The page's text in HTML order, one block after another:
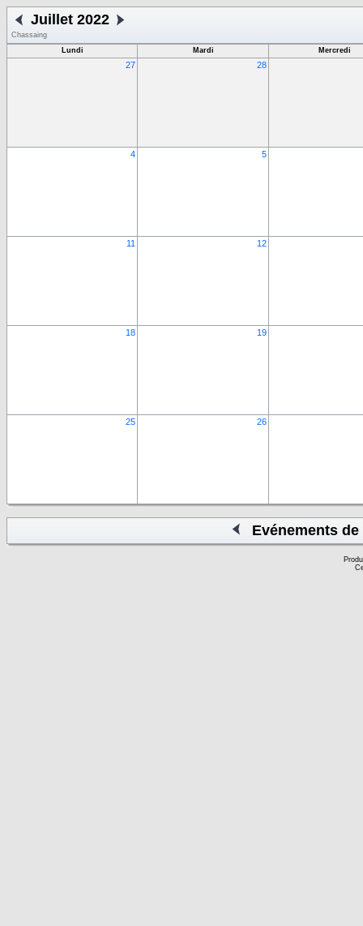
Juillet 2022
Chassaing
Lundi
Mardi Mercredi
27 28
4 5
11 12
18 19
25 26
Evénements